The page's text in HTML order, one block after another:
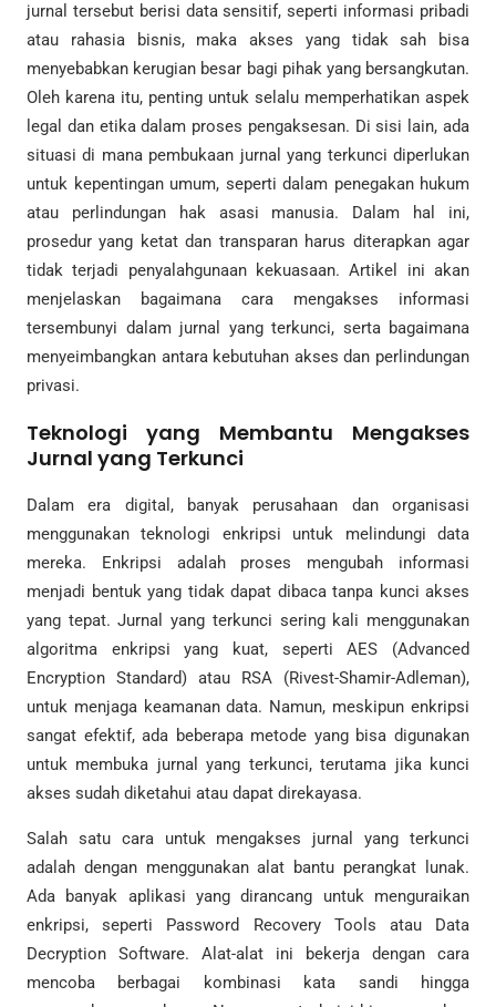
jurnal tersebut berisi data sensitif, seperti informasi pribadi
atau rahasia bisnis, maka akses yang tidak sah bisa
menyebabkan kerugian besar bagi pihak yang bersangkutan.
Oleh karena itu, penting untuk selalu memperhatikan aspek
legal dan etika dalam proses pengaksesan. Di sisi lain, ada
situasi di mana pembukaan jurnal yang terkunci diperlukan
untuk kepentingan umum, seperti dalam penegakan hukum
atau perlindungan hak asasi manusia. Dalam hal ini,
prosedur yang ketat dan transparan harus diterapkan agar
tidak terjadi penyalahgunaan kekuasaan. Artikel ini akan
menjelaskan bagaimana cara mengakses informasi
tersembunyi dalam jurnal yang terkunci, serta bagaimana
menyeimbangkan antara kebutuhan akses dan perlindungan
privasi.
Teknologi yang Membantu Mengakses
Jurnal yang Terkunci
Dalam era digital, banyak perusahaan dan organisasi
menggunakan teknologi enkripsi untuk melindungi data
mereka. Enkripsi adalah proses mengubah informasi
menjadi bentuk yang tidak dapat dibaca tanpa kunci akses
yang tepat. Jurnal yang terkunci sering kali menggunakan
algoritma enkripsi yang kuat, seperti AES (Advanced
Encryption Standard) atau RSA (Rivest-Shamir-Adleman),
untuk menjaga keamanan data. Namun, meskipun enkripsi
sangat efektif, ada beberapa metode yang bisa digunakan
untuk membuka jurnal yang terkunci, terutama jika kunci
akses sudah diketahui atau dapat direkayasa.
Salah satu cara untuk mengakses jurnal yang terkunci
adalah dengan menggunakan alat bantu perangkat lunak.
Ada banyak aplikasi yang dirancang untuk menguraikan
enkripsi, seperti Password Recovery Tools atau Data
Decryption Software. Alat-alat ini bekerja dengan cara
mencoba berbagai kombinasi kata sandi hingga